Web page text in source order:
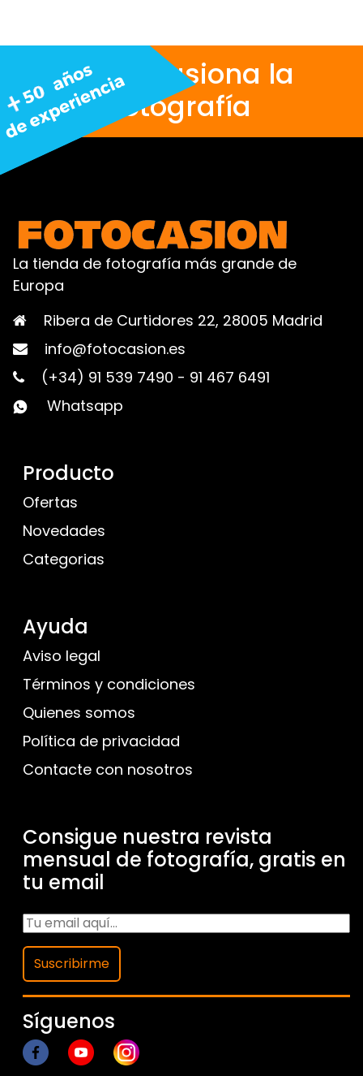
Nos apasiona la
fotografía
La tienda de fotografía más grande de
Europa
Ribera de Curtidores 22, 28005 Madrid
info@fotocasion.es
(+34) 91 539 7490 - 91 467 6491
Whatsapp
Producto
Ofertas
Novedades
Categorias
Ayuda
Aviso legal
Términos y condiciones
Quienes somos
Política de privacidad
Contacte con nosotros
Consigue nuestra revista
mensual de fotografía, gratis en
tu email
Suscribirme
Síguenos